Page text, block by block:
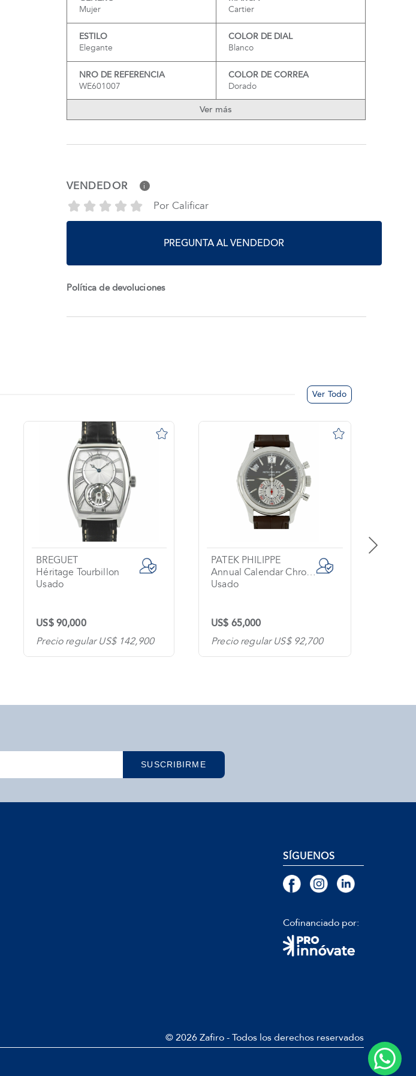
Mujer
Cartier
ESTILO
Elegante
COLOR DE DIAL
Blanco
NRO DE REFERENCIA
WE601007
COLOR DE CORREA
Dorado
Ver más
VENDEDOR i
Por Calificar
PREGUNTA AL VENDEDOR
Política de devoluciones
Ver Todo
BREGUET
Héritage Tourbillon
Usado
US$ 90,000
Precio regular US$ 142,900
PATEK PHILIPPE
Annual Calendar Chronograph
Usado
US$ 65,000
Precio regular US$ 92,700
SUSCRIBIRME
SÍGUENOS
Cofinanciado por:
© 2026 Zafiro - Todos los derechos reservados